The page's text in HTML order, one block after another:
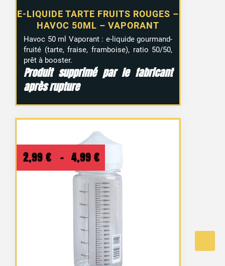
E-LIQUIDE TARTE FRUITS ROUGES –
HAVOC 50ML – VAPORANT
Havoc 50 ml Vaporant : e-liquide gourmand-
fruité (tarte, fraise, framboise), ratio 50/50,
prêt à booster.
Produit supprimé par le fabricant
après rupture
2,99 € – 4,99 €
de
prix :
2,99 €
à
4,99 €